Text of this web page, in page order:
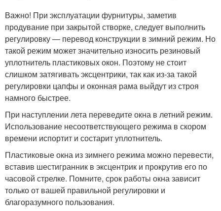
Важно! При эксплуатации фурнитуры, заметив
продувание при закрытой створке, следует выполнить
регулировку — перевод конструкции в зимний режим. Но
такой режим может значительно износить резиновый
уплотнитель пластиковых окон. Поэтому не стоит
слишком затягивать эксцентрики, так как из-за такой
регулировки цапфы и оконная рама выйдут из строя
намного быстрее.
При наступлении лета переведите окна в летний режим.
Использование несоответствующего режима в скором
времени испортит и состарит уплотнитель.
Пластиковые окна из зимнего режима можно перевести,
вставив шестигранник в эксцентрик и прокрутив его по
часовой стрелке. Помните, срок работы окна зависит
только от вашей правильной регулировки и
благоразумного пользования.